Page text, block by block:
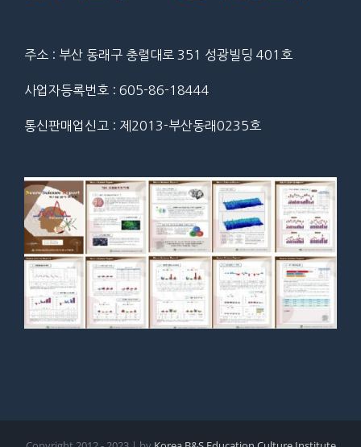
주소 : 부산 동래구 충렬대로 351 성광빌딩 401호
사업자등록번호 : 605-86-18444
통신판매업신고 : 제2013-부산동래0235호